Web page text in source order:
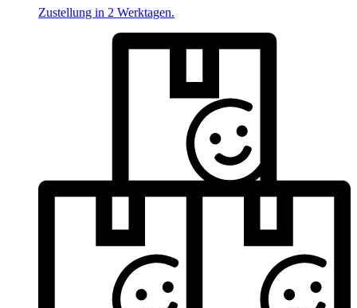
Zustellung in 2 Werktagen.